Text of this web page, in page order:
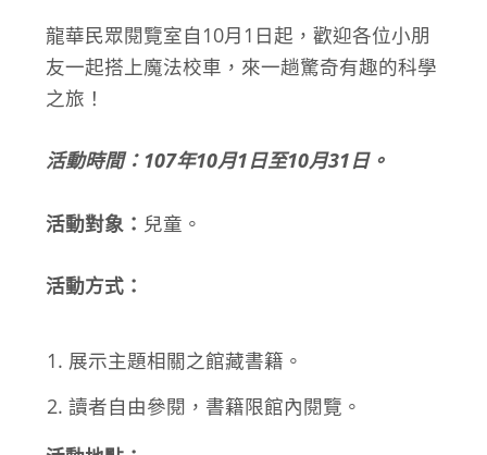
龍華民眾閱覽室自10月1日起，歡迎各位小朋
友一起搭上魔法校車，來一趟驚奇有趣的科學
之旅！
活動時間：107年10月1日至10月31日。
活動對象： 兒童。
活動方式：
展示主題相關之館藏書籍。
讀者自由參閱，書籍限館內閱覽。